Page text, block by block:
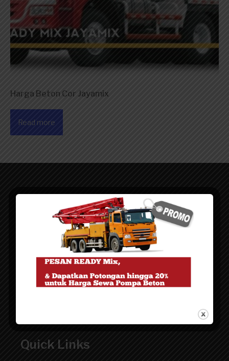
Harga Beton Cor Jayamix
Read more
Website pemasaran untuk kebutuhan Beton cor Ready
Mix - Precast Pracetak - Finishing Trowel Lantai
Quick Links